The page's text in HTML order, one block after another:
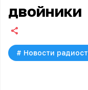
двойники
# Новости